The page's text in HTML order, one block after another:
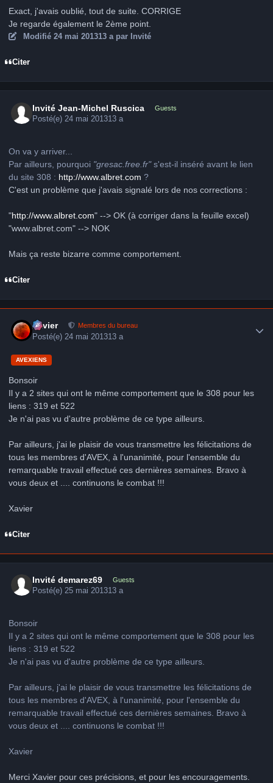
Exact, j'avais oublié, tout de suite. CORRIGE
Je regarde également le 2ème point.
Modifié 24 mai 201313 apar Invité
Citer
Invité Jean-Michel Ruscica Guests
Posté(e)24 mai 201313 a
On va y arriver...
Par ailleurs, pourquoi "gresac.free.fr"s'est-il inséré avant le lien
du site 308 : http://www.albret.com ?
C'est un problème que j'avais signalé lors de nos corrections :
"http://www.albret.com" --> OK (à corriger dans la feuille excel)
"www.albret.com" --> NOK
Mais ça reste bizarre comme comportement.
Citer
Xavier Membres du bureau
Posté(e) 24 mai 201313 a
AVEXIENS
Bonsoir
Il y a 2 sites qui ont le même comportement que le 308 pour les
liens : 319 et 522
Je n'ai pas vu d'autre problème de ce type ailleurs.
Par ailleurs, j'ai le plaisir de vous transmettre les félicitations de
tous les membres d'AVEX, à l'unanimité, pour l'ensemble du
remarquable travail effectué ces dernières semaines. Bravo à
vous deux et .... continuons le combat !!!
Xavier
Citer
Invité demarez69 Guests
Posté(e)25 mai 201313 a
Bonsoir
Il y a 2 sites qui ont le même comportement que le 308 pour les
liens : 319 et 522
Je n'ai pas vu d'autre problème de ce type ailleurs.
Par ailleurs, j'ai le plaisir de vous transmettre les félicitations de
tous les membres d'AVEX, à l'unanimité, pour l'ensemble du
remarquable travail effectué ces dernières semaines. Bravo à
vous deux et .... continuons le combat !!!
Xavier
Merci Xavier pour ces précisions, et pour les encouragements.